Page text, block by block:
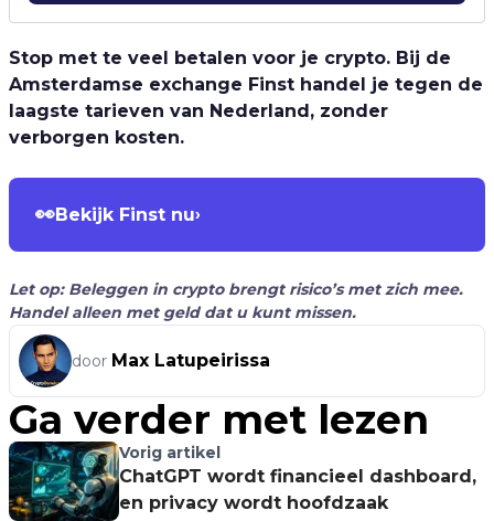
Stop met te veel betalen voor je crypto. Bij de
Amsterdamse exchange Finst handel je tegen de
laagste tarieven van Nederland, zonder
verborgen kosten.
👀Bekijk Finst nu›
Let op: Beleggen in crypto brengt risico’s met zich mee.
Handel alleen met geld dat u kunt missen.
door Max Latupeirissa
Ga verder met lezen
Vorig artikel
ChatGPT wordt financieel dashboard,
en privacy wordt hoofdzaak